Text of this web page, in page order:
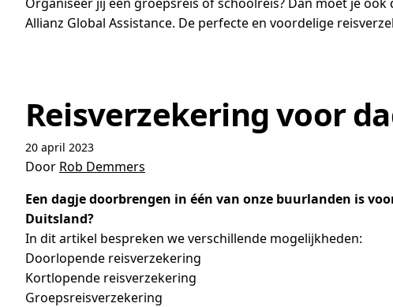
Allianz Global Assistance. De perfecte en voordelige
Reisverzekering voor
20 april 2023
Door Rob Demmers
Een dagje doorbrengen in één van onze buurlanden is
Duitsland?
In dit artikel bespreken we verschillende mogelijkheden:
Doorlopende reisverzekering
Kortlopende reisverzekering
Groepsreisverzekering